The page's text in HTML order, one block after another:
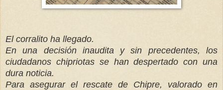
El corralito ha llegado.
En una decisión inaudita y sin precedentes, los
ciudadanos chipriotas se han despertado con una
dura noticia.
Para asegurar el rescate de Chipre, valorado en